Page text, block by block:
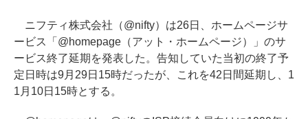
ニフティ株式会社（@nifty）は26日、ホームページサ
ービス「@homepage（アット・ホームページ）」のサ
ービス終了延期を発表した。告知していた当初の終了予
定日時は9月29日15時だったが、これを42日間延期し、1
1月10日15時とする。